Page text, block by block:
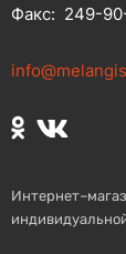
Факс: 249-